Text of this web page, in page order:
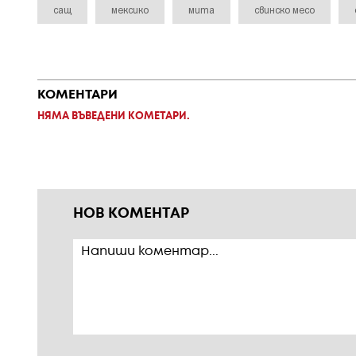
сащ мексико мита свинско месо
КОМЕНТАРИ
НЯМА ВЪВЕДЕНИ КОМЕТАРИ.
НОВ КОМЕНТАР